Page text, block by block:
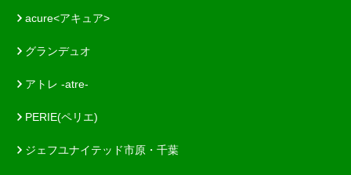
acure<アキュア>
グランデュオ
アトレ -atre-
PERIE(ペリエ)
ジェフユナイテッド市原・千葉